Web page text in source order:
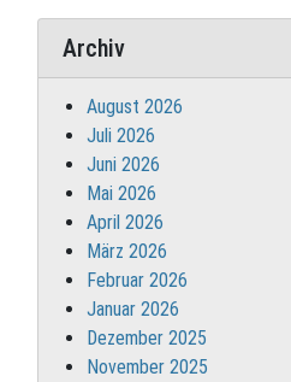
Archiv
August 2026
Juli 2026
Juni 2026
Mai 2026
April 2026
März 2026
Februar 2026
Januar 2026
Dezember 2025
November 2025